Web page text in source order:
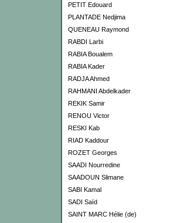
PETIT Edouard
PLANTADE Nedjima
QUENEAU Raymond
RABDI Larbi
RABIA Boualem
RABIA Kader
RADJA Ahmed
RAHMANI Abdelkader
REKIK Samir
RENOU Victor
RESKI Kab
RIAD Kaddour
ROZET Georges
SAADI Nourredine
SAADOUN Slimane
SABI Kamal
SADI Saïd
SAINT MARC Hélie (de)